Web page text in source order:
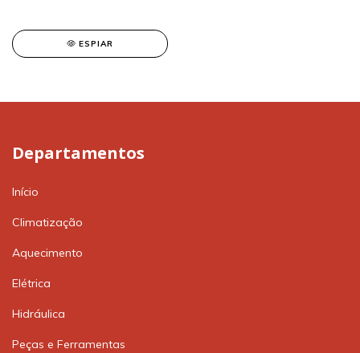
ESPIAR
Departamentos
Início
Climatização
Aquecimento
Elétrica
Hidráulica
Peças e Ferramentas